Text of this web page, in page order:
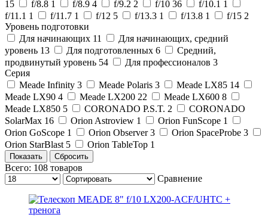
15 f/8.8 1 f/8.9 4 f/9.2 2 f/10 36 f/10.1 1
f/11.1 1 f/11.7 1 f/12 5 f/13.3 1 f/13.8 1 f/15 2
Уровень подготовки
Для начинающих 11
Для начинающих, средний
уровень 13 Для подготовленных 6
Средний,
продвинутый уровень 54 Для профессионалов 3
Серия
Meade Infinity 3 Meade Polaris 3 Meade LX85 14
Meade LX90 4 Meade LX200 22 Meade LX600 8
Meade LX850 5 CORONADO P.S.T. 2
CORONADO
SolarMax 16 Orion Astroview 1 Orion FunScope 1
Orion GoScope 1 Orion Observer3 Orion SpaceProbe 3
Orion StarBlast 5 Orion TableTop 1
Всего: 108 товаров
Сравнение